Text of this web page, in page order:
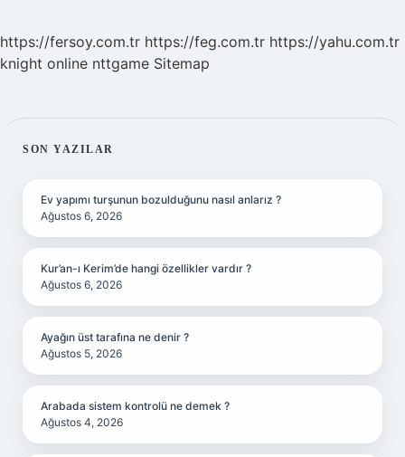
https://fersoy.com.tr https://feg.com.tr https://yahu.com.tr
knight online nttgame Sitemap
SIDEBAR
SON YAZILAR
Ev yapımı turşunun bozulduğunu nasıl anlarız ?
Ağustos 6, 2026
Kur’an-ı Kerim’de hangi özellikler vardır ?
Ağustos 6, 2026
Ayağın üst tarafına ne denir ?
Ağustos 5, 2026
Arabada sistem kontrolü ne demek ?
Ağustos 4, 2026